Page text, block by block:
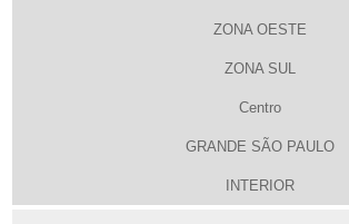
ZONA OESTE
ZONA SUL
Centro
GRANDE SÃO PAULO
INTERIOR